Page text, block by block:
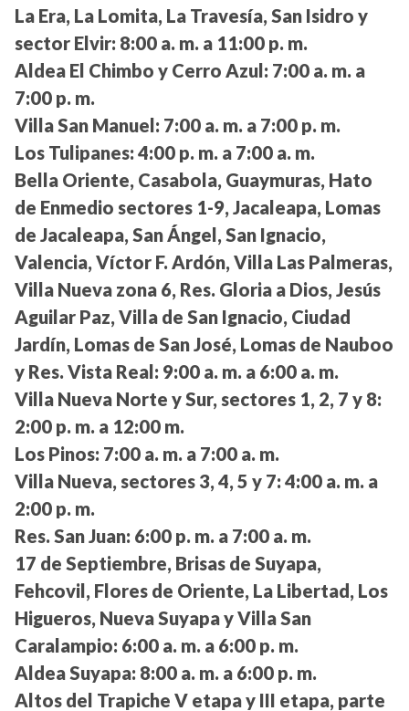
La Era, La Lomita, La Travesía, San Isidro y
sector Elvir: 8:00 a. m. a 11:00 p. m.
Aldea El Chimbo y Cerro Azul: 7:00 a. m. a
7:00 p. m.
Villa San Manuel: 7:00 a. m. a 7:00 p. m.
Los Tulipanes: 4:00 p. m. a 7:00 a. m.
Bella Oriente, Casabola, Guaymuras, Hato
de Enmedio sectores 1-9, Jacaleapa, Lomas
de Jacaleapa, San Ángel, San Ignacio,
Valencia, Víctor F. Ardón, Villa Las Palmeras,
Villa Nueva zona 6, Res. Gloria a Dios, Jesús
Aguilar Paz, Villa de San Ignacio, Ciudad
Jardín, Lomas de San José, Lomas de Nauboo
y Res. Vista Real: 9:00 a. m. a 6:00 a. m.
Villa Nueva Norte y Sur, sectores 1, 2, 7 y 8:
2:00 p. m. a 12:00 m.
Los Pinos: 7:00 a. m. a 7:00 a. m.
Villa Nueva, sectores 3, 4, 5 y 7: 4:00 a. m. a
2:00 p. m.
Res. San Juan: 6:00 p. m. a 7:00 a. m.
17 de Septiembre, Brisas de Suyapa,
Fehcovil, Flores de Oriente, La Libertad, Los
Higueros, Nueva Suyapa y Villa San
Caralampio: 6:00 a. m. a 6:00 p. m.
Aldea Suyapa: 8:00 a. m. a 6:00 p. m.
Altos del Trapiche V etapa y III etapa, parte